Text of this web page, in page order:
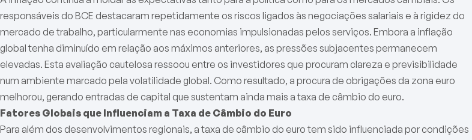
responsáveis do BCE destacaram repetidamente os riscos ligados às negociações salariais e à rigidez do
mercado de trabalho, particularmente nas economias impulsionadas pelos serviços. Embora a inflação
global tenha diminuído em relação aos máximos anteriores, as pressões subjacentes permanecem
elevadas. Esta avaliação cautelosa ressoou entre os investidores que procuram clareza e previsibilidade
num ambiente marcado pela volatilidade global. Como resultado, a procura de obrigações da zona euro
melhorou, gerando entradas de capital que sustentam ainda mais a taxa de câmbio do euro.
Fatores Globais que Influenciam a Taxa de Câmbio do Euro
Para além dos desenvolvimentos regionais, a taxa de câmbio do euro tem sido influenciada por condições